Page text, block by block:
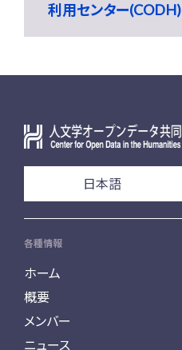
利用センター(CODH)
日本語
各種情報
ホーム
概要
メンバー
ニュース